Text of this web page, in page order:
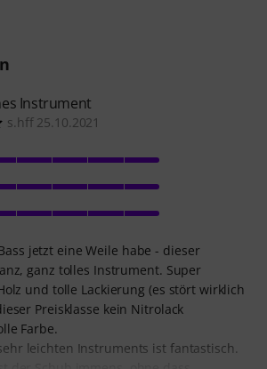
Instrument
s.hff 25.10.2021
jetzt eine Weile habe - dieser
ganz tolles Instrument. Super
und tolle Lackierung (es stört wirklich
Preisklasse kein Nitrolack
Farbe.
leichten Instruments ist fantastisch.